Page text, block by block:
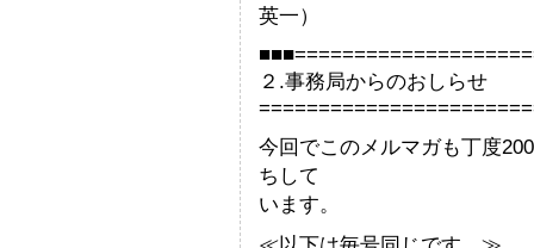
英一）
２.事務局からのおしらせ
今回でこのメルマガも丁度
ちして
います。